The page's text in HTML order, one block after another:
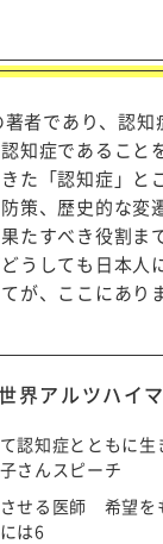
者であり、認知
知症であること
た「認知症」と
策、歴史的な変
たすべき役割ま
うしても日本人
が、ここにあり
界アルツハイ
認知症とともに生
さんスピーチ
せる医師 希望
は6